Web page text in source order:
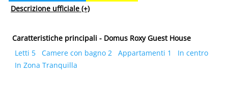
Descrizione ufficiale (+)
Caratteristiche principali - Domus Roxy Guest House
Letti 5
Camere con bagno 2 Appartamenti 1
In centro
In Zona Tranquilla